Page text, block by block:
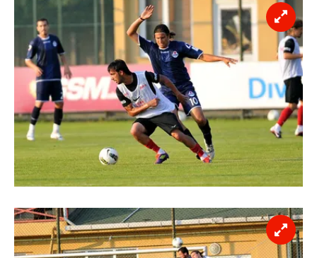
Sizlere daha iyi bir hizmet sunabilmek için İnternet
Sitemizde kendimize ve üçüncü kişilere ait çerezler
kullanılmaktadır. Bu çerezler vasıtasıyla çeşitli kişisel
verileriniz işlenmekte olup gerekli olan çerezler bilgi
toplumu hizmetlerinin sunulması amacıyla
kullanılmaktadır. Diğer çerezler, sitemizin daha işlevsel
kılınması ve kişiselleştirilmesi ve sizlere yönelik
reklam/pazarlama faaliyetlerinin yapılması, amaçlarıyla
sınırlı olarak açık rızanız dahilinde kullanılacaktır.
Çerezlere ilişkin tercihlerinizi aşağıda yer alan panel
için Ayarlar butonuna tıklayabilir,Çerez Bilgilendirme
Metnimiziziyaret edebilirsiniz.